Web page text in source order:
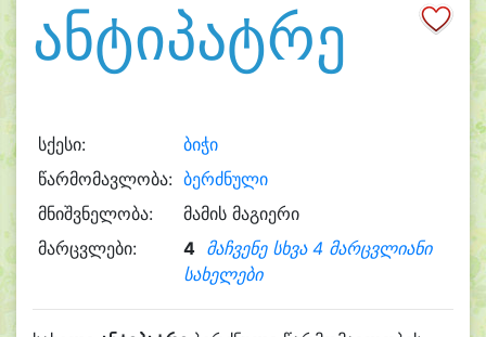
ანტიპატრე
სქესი:
ბიჭი
წარმომავლობა: ბერძნული
მნიშვნელობა:
მამის მაგიერი
მარცვლები:
4 მაჩვენე სხვა 4 მარცვლიანი
სახელები